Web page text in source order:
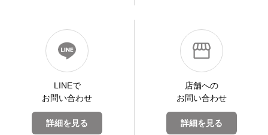
LINEで
お問い合わせ
詳細を見る
店舗への
お問い合わせ
詳細を見る